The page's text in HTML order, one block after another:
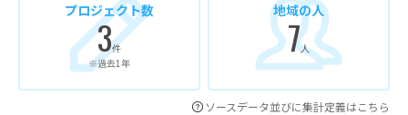
プロジェクト数
3件
※過去1年
地域の人
7人
ソースデータ並びに集計定義はこちら